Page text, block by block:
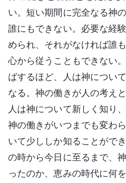
い。短い期間に完全なる神
誰にもできない。必要な経
められ、それがなければ誰
心から従うこともできない
ばするほど、人は神につい
なる。神の働きが人の考え
人は神について新しく知り
神の働きがいつまでも変わ
いて少ししか知ることがで
の時から今日に至るまで、
ったのか、恵みの時代に何